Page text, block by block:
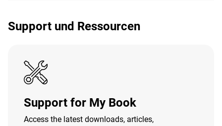
Support und Ressourcen
Support for My Book
Access the latest downloads, articles,